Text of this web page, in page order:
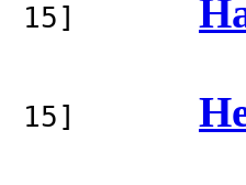
[ 15]
[ 15]